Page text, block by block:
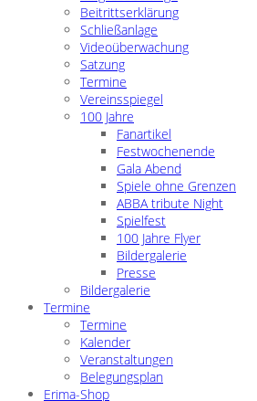
Beitrittserklärung
Schließanlage
Videoüberwachung
Satzung
Termine
Vereinsspiegel
100 Jahre
Fanartikel
Festwochenende
Gala Abend
Spiele ohne Grenzen
ABBA tribute Night
Spielfest
100 Jahre Flyer
Bildergalerie
Presse
Bildergalerie
Termine
Termine
Kalender
Veranstaltungen
Belegungsplan
Erima-Shop